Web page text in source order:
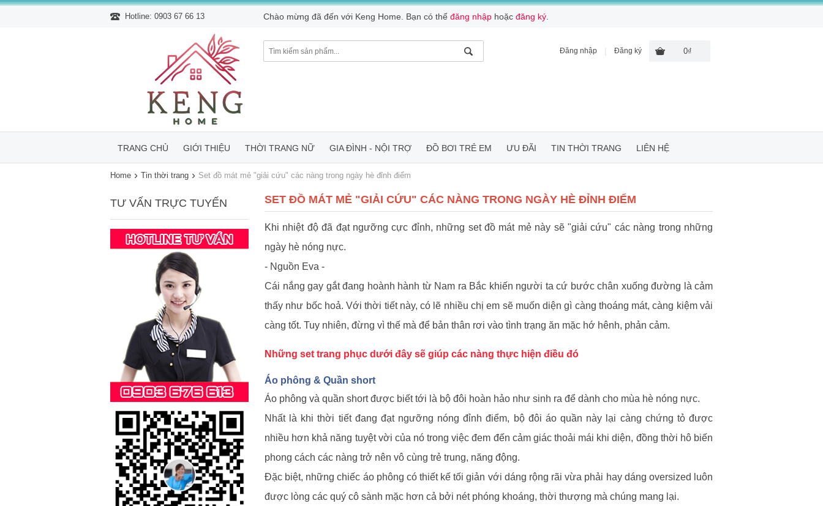
Hotline: 0903 67 66 13 Chào mừng đã đến với Keng Home. Bạn có thể đăng nhập hoặc đăng ký
0₫
Đăng nhập | Đăng ký
TRANG CHỦ GIỚI THIỆU THỜI TRANG NỮ GIA ĐÌNH - NỘI TRỢ ĐỒ BƠI TRẺ EM ƯU ĐÃI TIN THỜI TRANG LIÊN HỆ
Home › Tin thời trang › Set đồ mát mẻ "giải cứu" các nàng trong ngày hè đỉnh điểm
SET ĐỒ MÁT MẺ "GIẢI CỨU" CÁC NÀNG TRONG NGÀY HÈ ĐỈNH ĐIỂM
Khi nhiệt độ đã đạt ngưỡng cực đỉnh, những set đồ mát mẻ này sẽ "giải cứu" các nàng trong những
ngày hè nóng nực.
- Nguồn Eva -
Cái nắng gay gắt đang hoành hành từ Nam ra Bắc khiến người ta cứ bước chân xuống đường là cảm
thấy như bốc hoả. Với thời tiết này, có lẽ nhiều chị em sẽ muốn diện gì càng thoáng mát, càng kiệm vải
càng tốt. Tuy nhiên, đừng vì thế mà để bản thân rơi vào tình trạng ăn mặc hớ hênh, phản cảm.
Những set trang phục dưới đây sẽ giúp các nàng thực hiện điều đó
Áo phông & Quần short
Áo phông và quần short được biết tới là bộ đôi hoàn hảo như sinh ra để dành cho mùa hè nóng nực.
Nhất là khi thời tiết đang đạt ngưỡng nóng đỉnh điểm, bộ đôi áo quần này lại càng chứng tỏ được
nhiều hơn khả năng tuyệt vời của nó trong việc đem đến cảm giác thoải mái khi diện, đồng thời hô biến
phong cách các nàng trở nên vô cùng trẻ trung, năng động.
Đặc biệt, những chiếc áo phông có thiết kế tối giản với dáng rộng rãi vừa phải hay dáng oversized luôn
được lòng các quý cô sành mặc hơn cả bởi nét phóng khoáng, thời thượng mà chúng mang lại.
TƯ VẤN TRỰC TUYẾN